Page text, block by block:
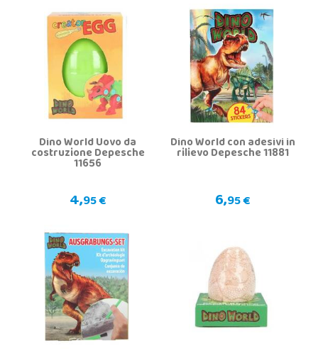
Dino World Uovo da
costruzione Depesche
11656
4,95 €
Dino World con adesivi in
rilievo Depesche 11881
6,95 €